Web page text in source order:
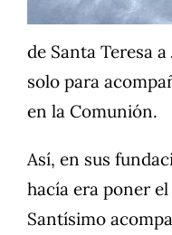
de Santa Teresa
solo para
en la Comunión.
Así, en sus
hacía era poner
Santísimo